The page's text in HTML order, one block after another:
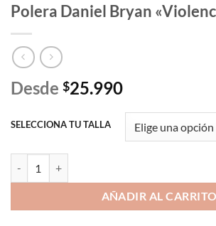
Polera Daniel Bryan
Desde $25.990
SELECCIONA TU TALLA
AÑADIR AL CARRITO